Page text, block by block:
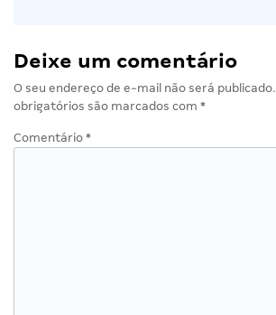
Deixe um comentário
O seu endereço de e-mail não será publicado.
obrigatórios são marcados com *
Comentário *